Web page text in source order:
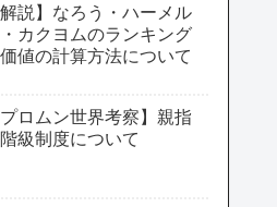
解説】なろう・ハーメル
カクヨムのランキング
値の計算方法について
プロムン世界考察】親指
級制度について